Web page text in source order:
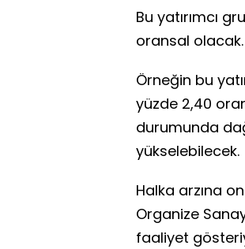
Bu yatırımcı
oransal olacak.
Örneğin bu
yüzde 2,40
durumunda
yükselebilecek.
Halka arzına
Organize
faaliyet